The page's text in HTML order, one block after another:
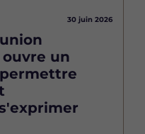
30 juin 2026
ouvre un